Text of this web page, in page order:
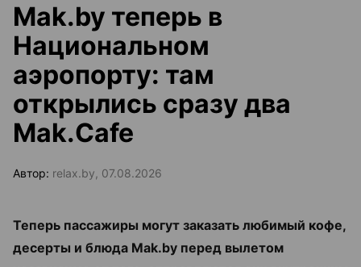
Mak.by теперь в
Национальном
аэропорту: там
открылись сразу два
Mak.Cafe
Автор: relax.by, 07.08.2026
Теперь пассажиры могут заказать любимый кофе,
десерты и блюда Mak.by перед вылетом